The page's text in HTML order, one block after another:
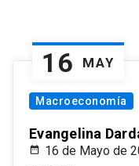
16 MAY
Macroeconomía
Evangelina
16 de Mayo de